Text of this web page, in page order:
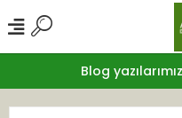
Blog